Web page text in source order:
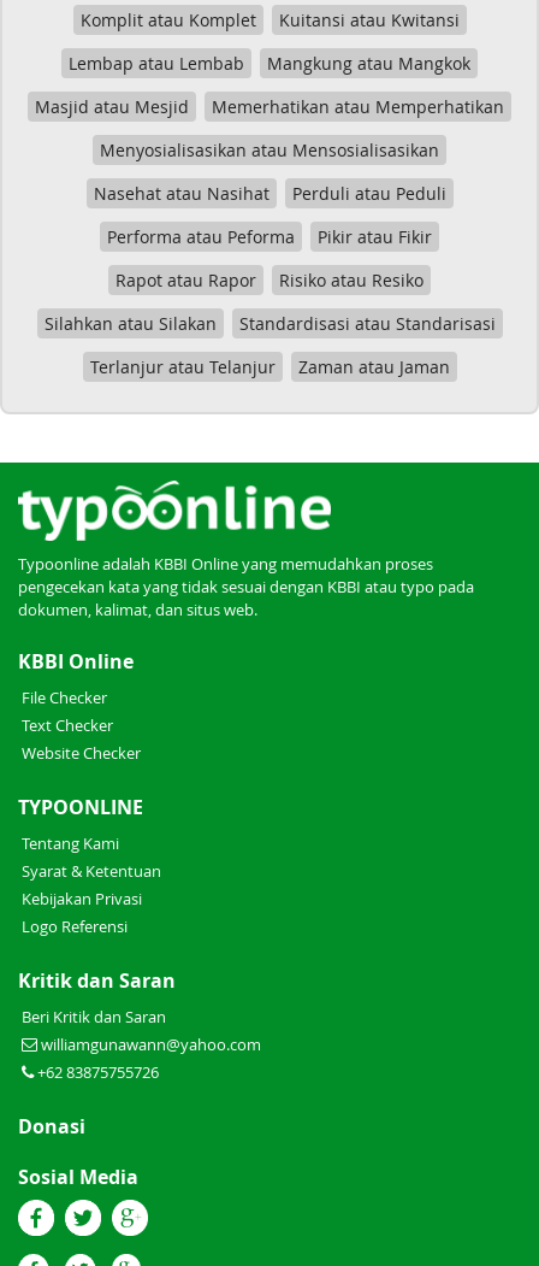
Komplit atau Komplet
Kuitansi atau Kwitansi
Lembap atau Lembab
Mangkung atau Mangkok
Masjid atau Mesjid
Memerhatikan atau Memperhatikan
Menyosialisasikan atau Mensosialisasikan
Nasehat atau Nasihat
Perduli atau Peduli
Performa atau Peforma
Pikir atau Fikir
Rapot atau Rapor
Risiko atau Resiko
Silahkan atau Silakan
Standardisasi atau Standarisasi
Terlanjur atau Telanjur
Zaman atau Jaman
Typoonline adalah KBBI Online yang memudahkan proses
pengecekan kata yang tidak sesuai dengan KBBI atau typo pada
dokumen, kalimat, dan situs web.
KBBI Online
File Checker
Text Checker
Website Checker
TYPOONLINE
Tentang Kami
Syarat & Ketentuan
Kebijakan Privasi
Logo Referensi
Kritik dan Saran
Beri Kritik dan Saran
williamgunawann@yahoo.com
+62 83875755726
Donasi
Sosial Media